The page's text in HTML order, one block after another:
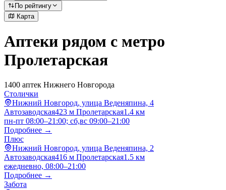
По рейтингу
Карта
Аптеки рядом с метро
Пролетарская
1400 аптек Нижнего Новгорода
Столички
Нижний Новгород, улица Веденяпина, 4
Автозаводская423 м Пролетарская1.4 км
пн-пт 08:00–21:00; сб,вс 09:00–21:00
Подробнее →
Плюс
Нижний Новгород, улица Веденяпина, 2
Автозаводская416 м Пролетарская1.5 км
ежедневно, 08:00–21:00
Подробнее →
Забота